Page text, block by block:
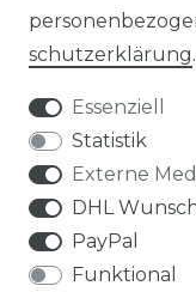
Bei Fragen
Datum der
Datum der
schutz­erklärung.
Essenziell
Statistik
Externe
DHL
PayPal
Funktional